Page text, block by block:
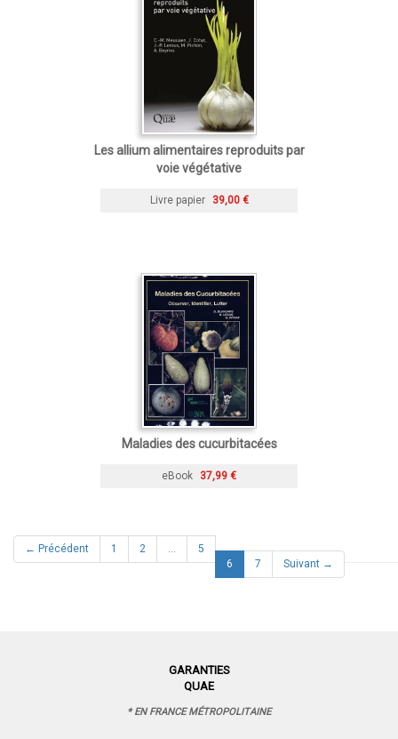
Les allium alimentaires reproduits par
voie végétative
Livre papier 39,00 €
Maladies des cucurbitacées
eBook 37,99 €
← Précédent 1 2 …
5
6 (current)
7 Suivant →
GARANTIES
QUAE
* EN FRANCE MÉTROPOLITAINE